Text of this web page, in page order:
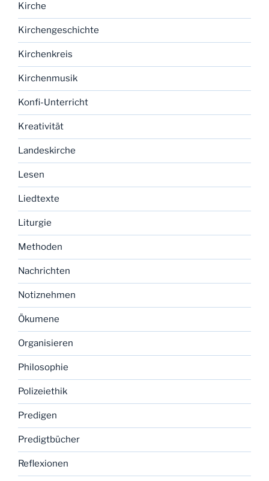
Kirche
Kirchengeschichte
Kirchenkreis
Kirchenmusik
Konfi-Unterricht
Kreativität
Landeskirche
Lesen
Liedtexte
Liturgie
Methoden
Nachrichten
Notiznehmen
Ökumene
Organisieren
Philosophie
Polizeiethik
Predigen
Predigtbücher
Reflexionen